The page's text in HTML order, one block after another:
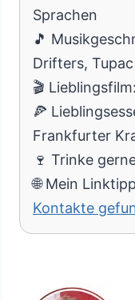
Sprachen
🎵
Drifters,
🎬
🍕
Frankfurter
🍷 Trinke
🌐 Mein
Kontakte